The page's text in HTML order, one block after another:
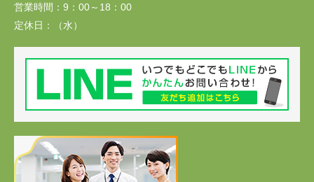
営業時間： 9：00～18：00
定休日：
（水）